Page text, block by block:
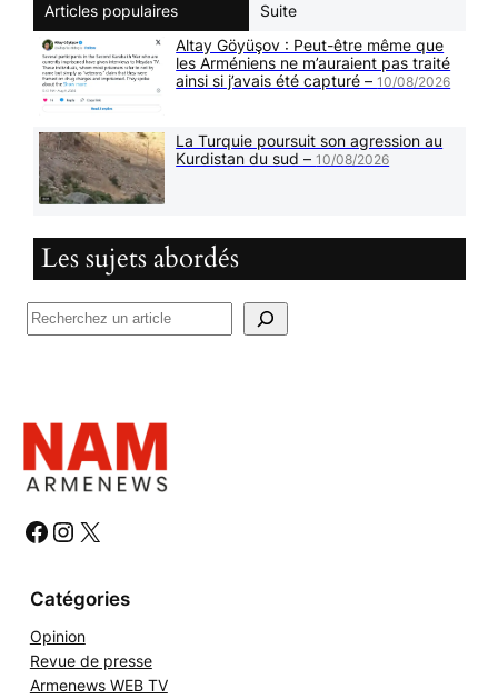
Articles populaires
Suite
Altay Göyüşov : Peut-être même que
les Arméniens ne m’auraient pas traité
ainsi si j’avais été capturé –10/08/2026
La Turquie poursuit son agression au
Kurdistan du sud –10/08/2026
Les sujets abordés
R
e
c
h
e
# # #
Catégories
Opinion
Revue de presse
Armenews WEB TV